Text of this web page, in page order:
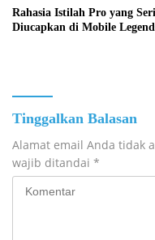
Rahasia Istilah Pro yang
Diucapkan di Mobile
Tinggalkan Balasan
Alamat email Anda tidak
wajib ditandai *